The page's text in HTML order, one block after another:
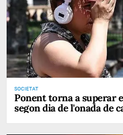
SOCIETAT
Ponent torna a superar
segon dia de l'onada de